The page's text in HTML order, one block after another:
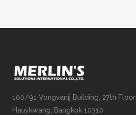
100/91 Vongvanij Building, 27th Floor
Hauykwang, Bangkok 10310